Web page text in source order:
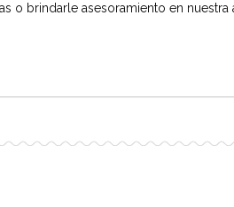
o brindarle asesoramiento en nuestra